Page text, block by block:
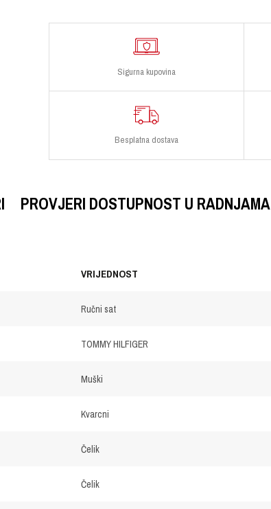
Sigurna kupovina
Besplatna dostava
PROVJERI DOSTUPNOST U RADNJAMA
VRIJEDNOST
Ručni sat
TOMMY HILFIGER
Muški
Kvarcni
Čelik
Čelik